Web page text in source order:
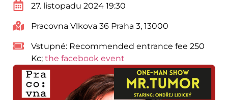
27. listopadu 2024 19:30
Pracovna Vlkova 36 Praha 3, 13000
Vstupné: Recommended entrance fee 250
Kc; the facebook event